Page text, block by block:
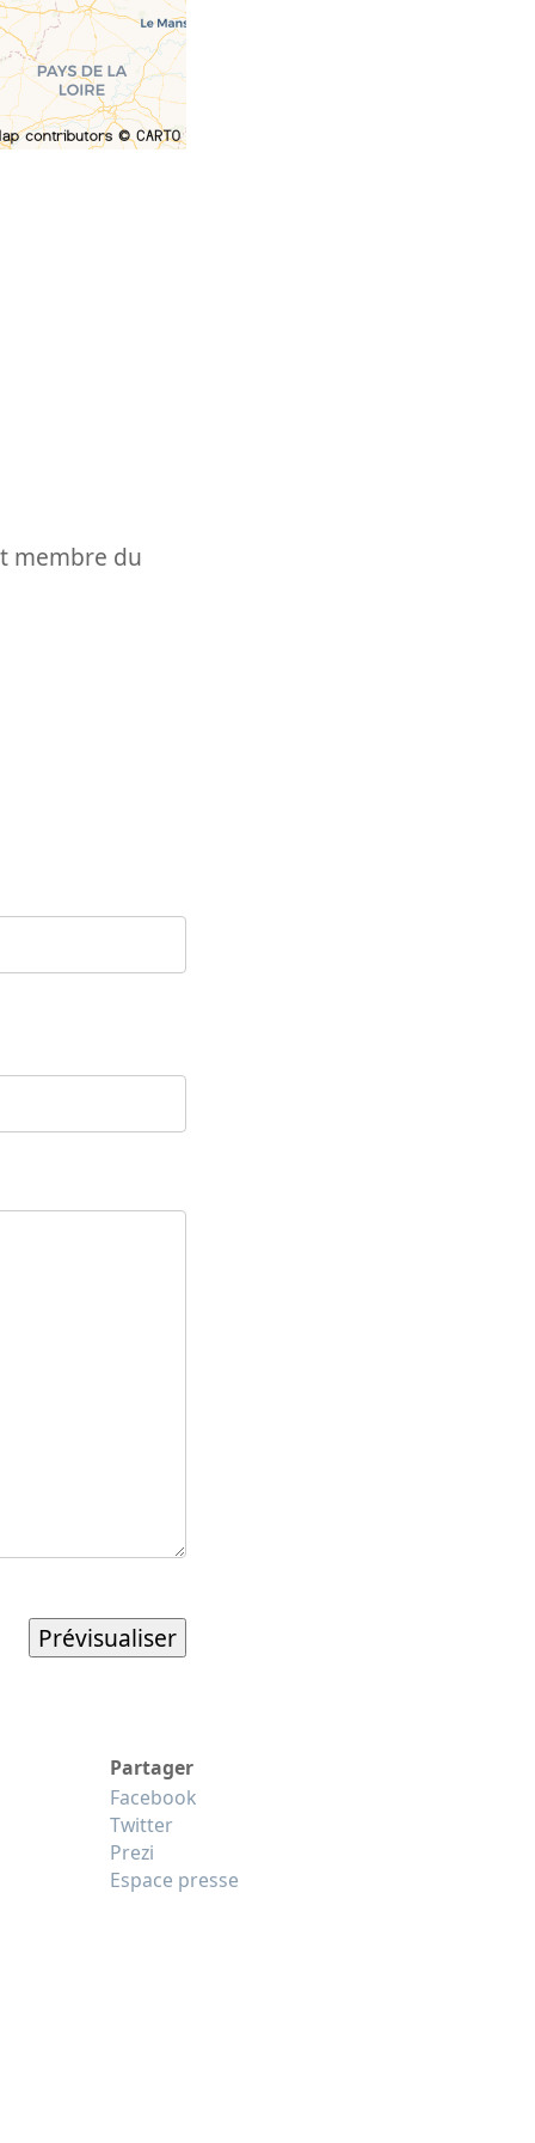
membre du
Partager
Facebook
Twitter
Prezi
Espace presse